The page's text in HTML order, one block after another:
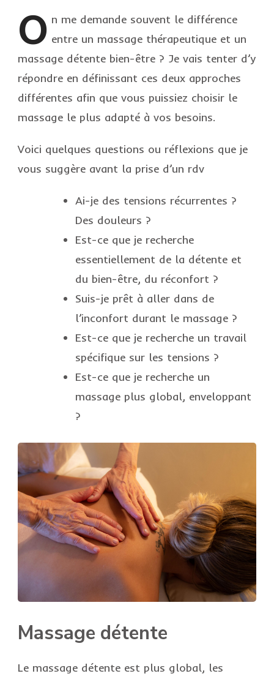
O n me demande souvent le différence
entre un massage thérapeutique et un
massage détente bien-être ? Je vais tenter d’y
répondre en définissant ces deux approches
différentes afin que vous puissiez choisir le
massage le plus adapté à vos besoins.
Voici quelques questions ou réflexions que je
vous suggère avant la prise d’un rdv
Ai-je des tensions récurrentes ?
Des douleurs ?
Est-ce que je recherche
essentiellement de la détente et
du bien-être, du réconfort ?
Suis-je prêt à aller dans de
l’inconfort durant le massage ?
Est-ce que je recherche un travail
spécifique sur les tensions ?
Est-ce que je recherche un
massage plus global, enveloppant
?
Massage détente
Le massage détente est plus global, les